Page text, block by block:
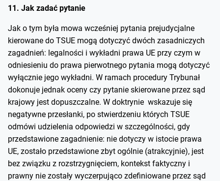
11. Jak zadać pytanie
Jak o tym była mowa wcześniej pytania prejudycjalne
kierowane do TSUE mogą dotyczyć dwóch zasadniczych
zagadnień: legalności i wykładni prawa UE przy czym w
odniesieniu do prawa pierwotnego pytania mogą dotyczyć
wyłącznie jego wykładni. W ramach procedury Trybunał
dokonuje jednak oceny czy pytanie skierowane przez sąd
krajowy jest dopuszczalne. W doktrynie wskazuje się
negatywne przesłanki, po stwierdzeniu których TSUE
odmówi udzielenia odpowiedzi w szczególności, gdy
przedstawione zagadnienie: nie dotyczy w istocie prawa
UE, zostało przedstawione zbyt ogólnie (atrakcyjnie), jest
bez związku z rozstrzygnięciem, kontekst faktyczny i
prawny nie zostały wyczerpująco zdefiniowane przez sąd